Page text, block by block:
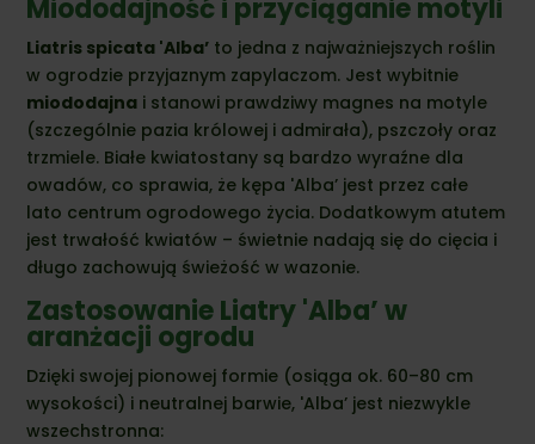
Miododajność i przyciąganie motyli
Liatris spicata 'Alba’ to jedna z najważniejszych roślin
w ogrodzie przyjaznym zapylaczom. Jest wybitnie
miododajna i stanowi prawdziwy magnes na motyle
(szczególnie pazia królowej i admirała), pszczoły oraz
trzmiele. Białe kwiatostany są bardzo wyraźne dla
owadów, co sprawia, że kępa 'Alba’ jest przez całe
lato centrum ogrodowego życia. Dodatkowym atutem
jest trwałość kwiatów – świetnie nadają się do cięcia i
długo zachowują świeżość w wazonie.
Zastosowanie Liatry 'Alba’ w
aranżacji ogrodu
Dzięki swojej pionowej formie (osiąga ok. 60–80 cm
wysokości) i neutralnej barwie, 'Alba’ jest niezwykle
wszechstronna: